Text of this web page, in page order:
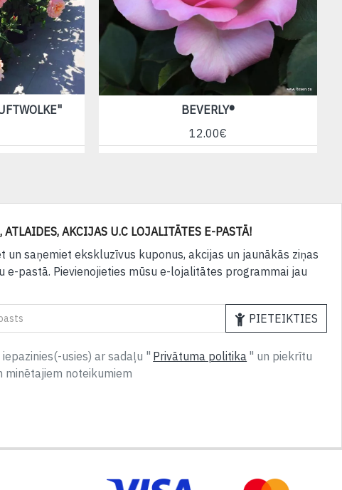
BEVERLY®
12.00€
ATLAIDES, AKCIJAS U.C LOJALITĀTES E-PASTĀ!
un saņemiet ekskluzīvus kuponus, akcijas un jaunākās ziņas
e-pastā. Pievienojieties mūsu e-lojalitātes programmai jau
PIETEIKTIES
iepazinies(-usies) ar sadaļu " Privātuma politika " un piekrītu
minētajiem noteikumiem